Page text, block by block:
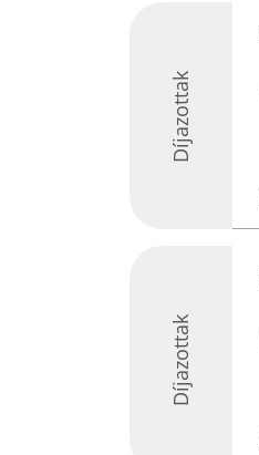
Díjazottak
Díjazottak